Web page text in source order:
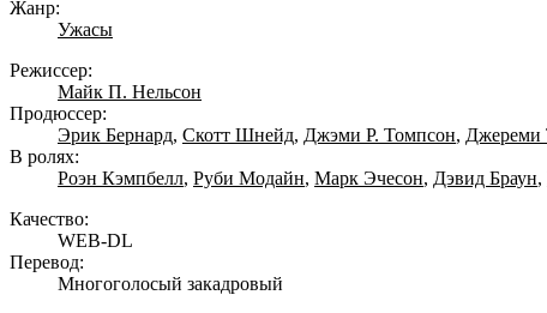
Жанр:
Ужасы
Режиссер:
Майк П. Нельсон
Продюссер:
Эрик Бернард, Скотт Шнейд, Джэми Р. Томпсон, Джереми
В ролях:
Роэн Кэмпбелл, Руби Модайн, Марк Эчесон, Дэвид Браун,
Качество:
WEB-DL
Перевод:
Многоголосый закадровый